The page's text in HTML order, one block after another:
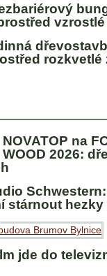
rozkvetlé
NOVATOP na
WOOD 2026:
stárnout hezky
jde do